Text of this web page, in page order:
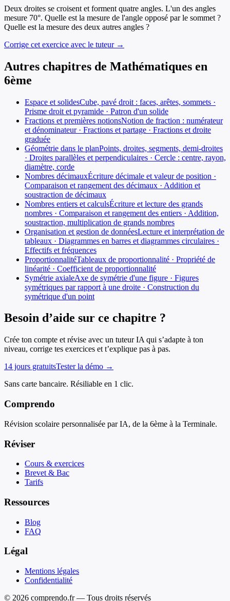
Deux droites se croisent et forment quatre angles. L'un des angles
mesure 70°. Quelle est la mesure de l'angle opposé par le sommet ?
Quelle est la mesure des deux autres angles ?
Corrige cet exercice avec le tuteur →
Autres chapitres de Mathématiques en
6ème
Espace et solidesCube, pavé droit : faces, arêtes, sommets ·
Prisme droit et pyramide · Patron d'un solide
Fractions et premières notionsNotion de fraction : numérateur
et dénominateur · Fractions et partage · Fractions et droite
graduée
Géométrie dans le planPoints, droites, segments, demi-droites
· Droites parallèles et perpendiculaires · Cercle : centre, rayon,
diamètre, corde
Nombres décimauxÉcriture décimale et valeur de position ·
Comparaison et rangement des décimaux · Addition et
soustraction de décimaux
Nombres entiers et calculsÉcriture et lecture des grands
nombres · Comparaison et rangement des entiers · Addition,
soustraction, multiplication de grands nombres
Organisation et gestion de donnéesLecture et interprétation de
tableaux · Diagrammes en barres et diagrammes circulaires ·
Effectifs et fréquences
ProportionnalitéTableaux de proportionnalité · Propriété de
linéarité · Coefficient de proportionnalité
Symétrie axialeAxe de symétrie d'une figure · Figures
symétriques par rapport à une droite · Construction du
symétrique d'un point
Besoin d’aide sur ce chapitre ?
Crée ton compte et révise avec un tuteur IA qui s’adapte à ton
niveau, corrige tes exercices et t’explique pas à pas.
14 jours gratuitsTester la démo →
Sans carte bancaire. Résiliable en 1 clic.
Comprendo
Révision scolaire personnalisée par IA, de la 6ème à la Terminale.
Réviser
Cours & exercices
Brevet & Bac
Tarifs
Ressources
Blog
FAQ
Légal
Mentions légales
Confidentialité
© 2026 comprendo.fr — Tous droits réservés